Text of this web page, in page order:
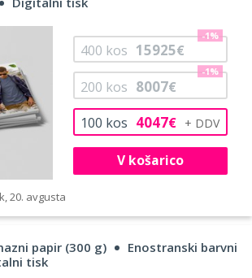
100 kos 4047€
200 kos 8007€
-1%
400 kos 15925€
-1%
V košarico
20. avgusta
papir (300 g)
Enostranski barvni
tisk